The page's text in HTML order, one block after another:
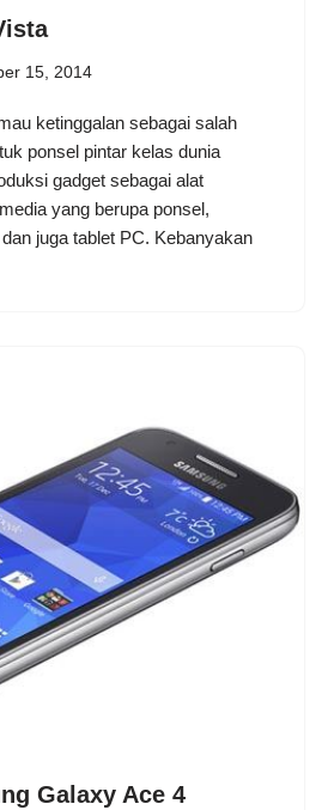
15, 2014
ketinggalan sebagai salah
ponsel pintar kelas dunia
gadget sebagai alat
yang berupa ponsel,
juga tablet PC. Kebanyakan
Galaxy Ace 4